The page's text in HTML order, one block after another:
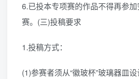
6.已投本专项赛的作品不得再参
赛。(三)投稿要求
1.投稿方式：
(1)参赛者须从“徽玻杯”玻璃器皿